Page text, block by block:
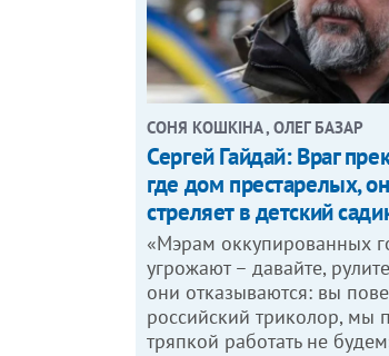
СОНЯ КОШКІНА , ОЛЕГ БАЗАР
Сергей Гайдай: Враг
где дом престарелых,
стреляет в детский
«Мэрам оккупированных
угрожают – давайте,
они отказываются: вы
российский триколор, мы
тряпкой работать не